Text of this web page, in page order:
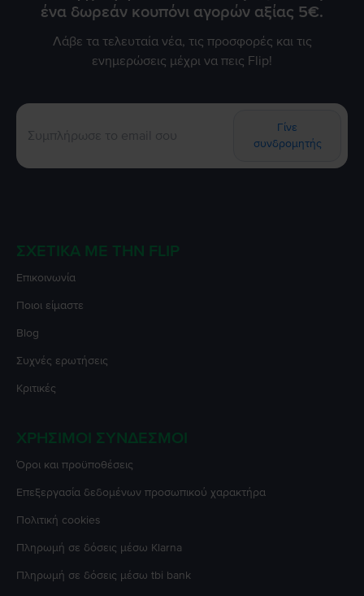
ένα δωρεάν κουπόνι αγορών αξίας 5€.
Λάβε τα τελευταία νέα, τις προσφορές και τις
ενημερώσεις μέχρι να πεις Flip!
Γίνε
συνδρομητής
ΣΧΕΤΙΚΆ ΜΕ ΤΗΝ FLIP
Επικοινωνία
Ποιοι είμαστε
Blog
Συχνές ερωτήσεις
Κριτικές
ΧΡΉΣΙΜΟΙ ΣΎΝΔΕΣΜΟΙ
Όροι και προϋποθέσεις
Επεξεργασία δεδομένων προσωπικού χαρακτήρα
Πολιτική cookies
Πληρωμή σε δόσεις μέσω Klarna
Πληρωμή σε δόσεις μέσω tbi bank